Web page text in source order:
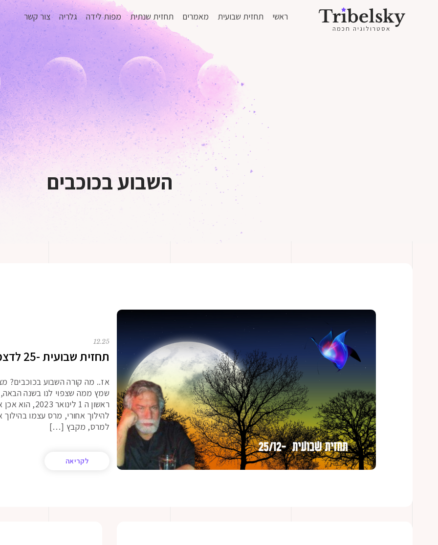
אסטרולוגיה חכמה
ראשי תחזית שבועית מאמרים תחזית שנתית מפות לידה גלריה צור קשר
השבוע בכוכבים
12.25
תחזית שבועית -25 לדצמבר 22
אז.. מה קורה השבוע בכוכבים?
שמץ ממה שצפוי לנו בשנה
ראשון ה 1
להילוך אחורי, מרס עצמו
למרס, מקבץ […]
לקריאה